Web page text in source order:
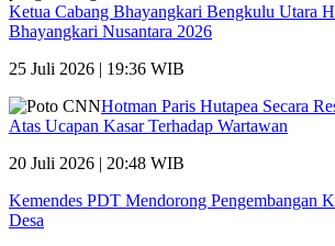
Ketua Cabang Bhayangkari Bengkulu Utara
Bhayangkari Nusantara 2026
25 Juli 2026 | 19:36 WIB
Hotman Paris Hutapea Secara
Atas Ucapan Kasar Terhadap Wartawan
20 Juli 2026 | 20:48 WIB
Kemendes PDT Mendorong Pengembangan
Desa